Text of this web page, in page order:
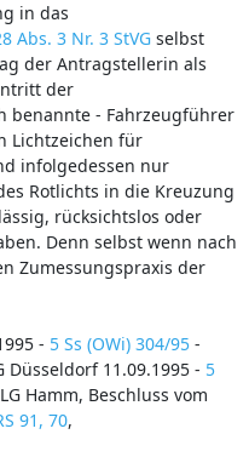
in das
Abs. 3 Nr. 3 StVGselbst
der Antragstellerin als
der
benannte - Fahrzeugführer
Lichtzeichen für
infolgedessen nur
Rotlichts in die Kreuzung
rücksichtslos oder
Denn selbst wenn nach
Zumessungspraxis der
- 5 Ss (OWi) 304/95-
Düsseldorf 11.09.1995 - 5
Hamm, Beschluss vom
91, 70,